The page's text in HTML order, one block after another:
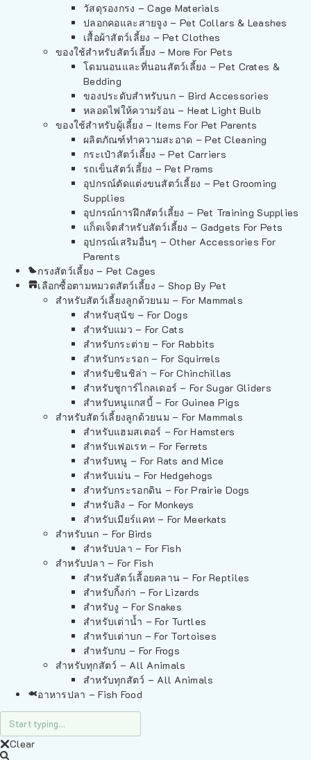
วัสดุรองกรง – Cage Materials
ปลอกคอและสายจูง – Pet Collars & Leashes
เสื้อผ้าสัตว์เลี้ยง – Pet Clothes
ของใช้สำหรับสัตว์เลี้ยง – More For Pets
โดมนอนและที่นอนสัตว์เลี้ยง – Pet Crates &
Bedding
ของประดับสำหรับนก – Bird Accessories
หลอดไฟให้ความร้อน – Heat Light Bulb
ของใช้สำหรับผู้เลี้ยง – Items For Pet Parents
ผลิตภัณฑ์ทำความสะอาด – Pet Cleaning
กระเป๋าสัตว์เลี้ยง – Pet Carriers
รถเข็นสัตว์เลี้ยง – Pet Prams
อุปกรณ์ตัดแต่งขนสัตว์เลี้ยง – Pet Grooming
Supplies
อุปกรณ์การฝึกสัตว์เลี้ยง – Pet Training Supplies
แก็ดเจ็ตสำหรับสัตว์เลี้ยง – Gadgets For Pets
อุปกรณ์เสริมอื่นๆ – Other Accessories For
Parents
กรงสัตว์เลี้ยง – Pet Cages
เลือกซื้อตามหมวดสัตว์เลี้ยง – Shop By Pet
สำหรับสัตว์เลี้ยงลูกด้วยนม – For Mammals
สำหรับสุนัข – For Dogs
สำหรับแมว – For Cats
สำหรับกระต่าย – For Rabbits
สำหรับกระรอก – For Squirrels
สำหรับชินชิล่า – For Chinchillas
สำหรับชูการ์ไกลเดอร์ – For Sugar Gliders
สำหรับหนูแกสบี้ – For Guinea Pigs
สำหรับสัตว์เลี้ยงลูกด้วยนม – For Mammals
สำหรับแฮมสเตอร์ – For Hamsters
สำหรับเฟอเรท – For Ferrets
สำหรับหนู – For Rats and Mice
สำหรับเม่น – For Hedgehogs
สำหรับกระรอกดิน – For Prairie Dogs
สำหรับลิง – For Monkeys
สำหรับเมียร์แคท – For Meerkats
สำหรับนก – For Birds
สำหรับปลา – For Fish
สำหรับปลา – For Fish
สำหรับสัตว์เลื้อยคลาน – For Reptiles
สำหรับกิ้งก่า – For Lizards
สำหรับงู – For Snakes
สำหรับเต่าน้ำ – For Turtles
สำหรับเต่าบก – For Tortoises
สำหรับกบ – For Frogs
สำหรับทุกสัตว์ – All Animals
สำหรับทุกสัตว์ – All Animals
อาหารปลา – Fish Food
Clear